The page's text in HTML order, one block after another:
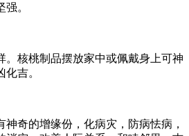
。
。核桃制品摆放家中或佩戴身上可神
吉。
奇的增缘份，化病灾，防病怯病，